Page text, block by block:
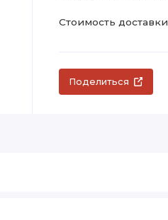
Стоимость доставки
Поделиться